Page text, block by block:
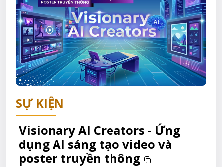
SỰ KIỆN
Visionary AI Creators - Ứng
dụng AI sáng tạo video và
poster truyền thông